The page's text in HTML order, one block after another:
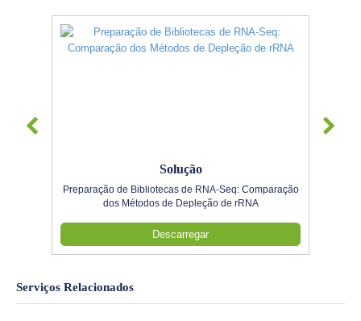
Solução
Preparação de Bibliotecas de RNA-Seq: Comparação
dos Métodos de Depleção de rRNA
Descarregar
Serviços Relacionados